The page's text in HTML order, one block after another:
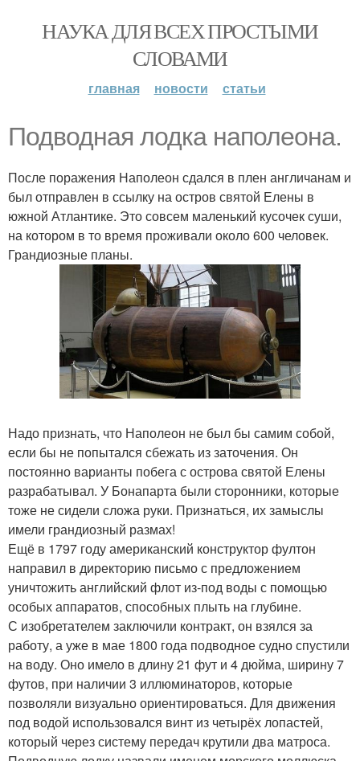
НАУКА ДЛЯ ВСЕХ ПРОСТЫМИ
СЛОВАМИ
главная новости статьи
Подводная лодка наполеона.
После поражения Наполеон сдался в плен англичанам и
был отправлен в ссылку на остров святой Елены в
южной Атлантике. Это совсем маленький кусочек суши,
на котором в то время проживали около 600 человек.
Грандиозные планы.
Надо признать, что Наполеон не был бы самим собой,
если бы не попытался сбежать из заточения. Он
постоянно варианты побега с острова святой Елены
разрабатывал. У Бонапарта были сторонники, которые
тоже не сидели сложа руки. Признаться, их замыслы
имели грандиозный размах!
Ещё в 1797 году американский конструктор фултон
направил в директорию письмо с предложением
уничтожить английский флот из-под воды с помощью
особых аппаратов, способных плыть на глубине.
С изобретателем заключили контракт, он взялся за
работу, а уже в мае 1800 года подводное судно спустили
на воду. Оно имело в длину 21 фут и 4 дюйма, ширину 7
футов, при наличии 3 иллюминаторов, которые
позволяли визуально ориентироваться. Для движения
под водой использовался винт из четырёх лопастей,
который через систему передач крутили два матроса.